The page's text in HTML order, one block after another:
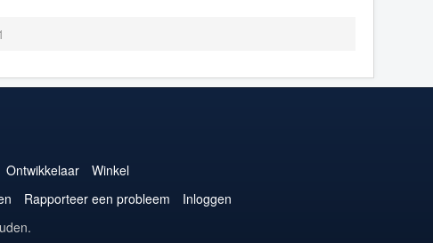
Ontwikkelaar
Winkel
Rapporteer een probleem
Inloggen